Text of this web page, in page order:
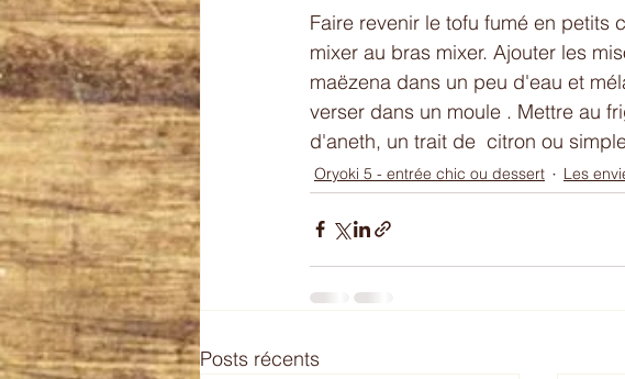
Faire revenir le tofu fumé en petits
mixer au bras mixer. Ajouter les
maëzena dans un peu d'eau et
verser dans un moule . Mettre au
d'aneth, un trait de  citron ou
Oryoki 5 - entrée chic ou dessert Les
Posts récents